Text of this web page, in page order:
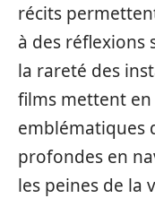
récits
à des réflexions
la rareté des
films mettent
emblématiques
profondes en
les peines de la